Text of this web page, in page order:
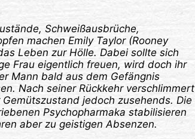
Schweißausbrüche,
machen Emily Taylor (Rooney
Leben zur Hölle. Dabei sollte sich
Frau eigentlich freuen, wird doch ihr
Mann bald aus dem Gefängnis
Nach seiner Rückkehr verschlimmert
Gemütszustand jedoch zusehends. Die
Psychopharmaka stabilisieren
aber zu geistigen Absenzen.